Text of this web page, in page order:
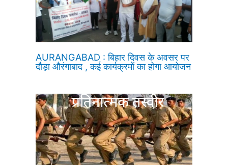
AURANGABAD : बिहार दिवस के अवसर पर
दौड़ा औरंगाबाद , कई कार्यक्रमों का होगा आयोजन